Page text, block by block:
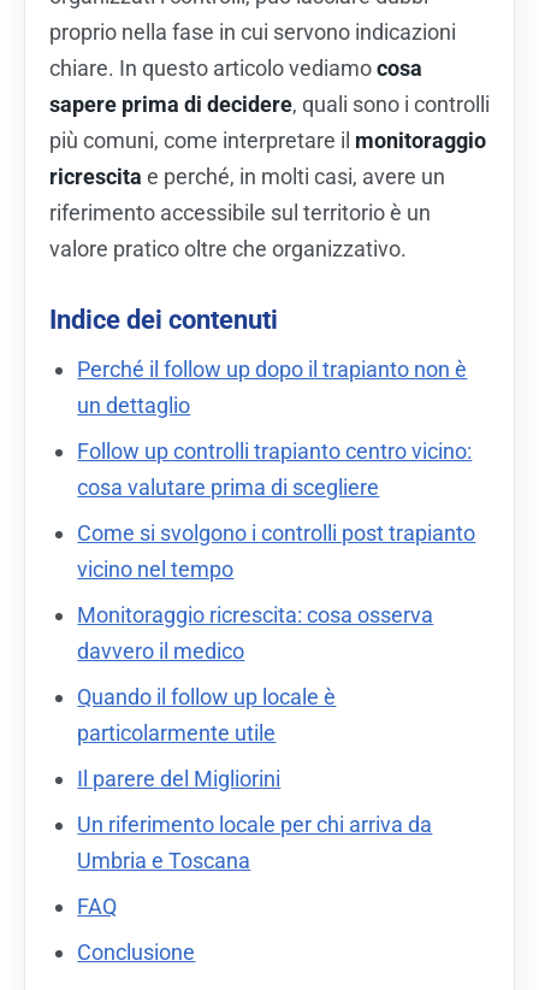
proprio nella fase in cui servono indicazioni
chiare. In questo articolo vediamocosa
sapere prima di decidere, quali sono i controlli
più comuni, come interpretare il monitoraggio
ricrescita e perché, in molti casi, avere un
riferimento accessibile sul territorio è un
valore pratico oltre che organizzativo.
Indice dei contenuti
Perché il follow up dopo il trapianto non è
un dettaglio
Follow up controlli trapianto centro vicino:
cosa valutare prima di scegliere
Come si svolgono i controlli post trapianto
vicino nel tempo
Monitoraggio ricrescita: cosa osserva
davvero il medico
Quando il follow up locale è
particolarmente utile
Il parere del Migliorini
Un riferimento locale per chi arriva da
Umbria e Toscana
FAQ
Conclusione